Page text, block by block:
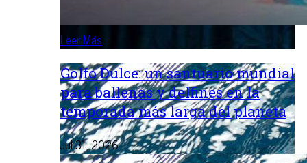
Leer Más
Golfo Dulce: un santuario mundial
para ballenas y delfines en la
temporada más larga del planeta
Jul 31, 2026